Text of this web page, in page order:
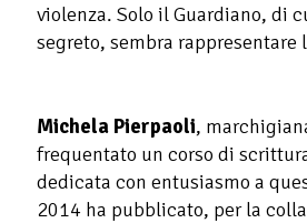
violenza. Solo il Guardiano, di
segreto, sembra rappresentare
Michela Pierpaoli,
frequentato un corso di
dedicata con entusiasmo a
2014 ha pubblicato, per la